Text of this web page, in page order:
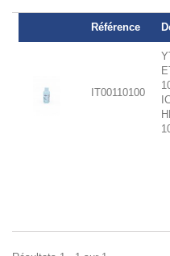
Référence
IT00110100